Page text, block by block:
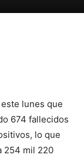
lunes que
674 fallecidos
lo que
254 mil 220